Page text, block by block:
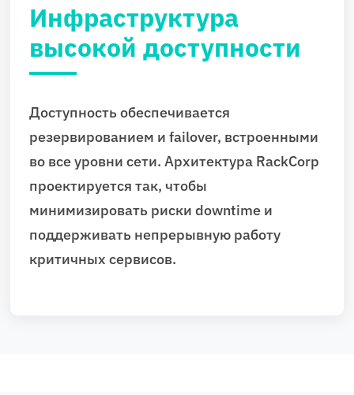
Инфраструктура
высокой доступности
Доступность обеспечивается
резервированием и failover, встроенными
во все уровни сети. Архитектура RackCorp
проектируется так, чтобы
минимизировать риски downtime и
поддерживать непрерывную работу
критичных сервисов.